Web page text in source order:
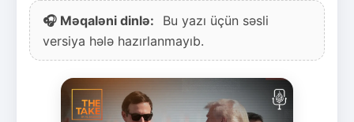
🎧 Məqaləni dinlə:
Bu yazı üçün səsli
versiya hələ hazırlanmayıb.